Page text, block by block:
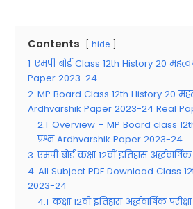
Contents hide
1 एमपी बोर्ड Class 12th History 20
Paper 2023-24
2 MP Board Class 12th History 20
Ardhvarshik Paper 2023-24 Real
2.1 Overview – MP Board class
प्रश्न Ardhvarshik Paper 2023-24
3 एमपी बोर्ड कक्षा 12वीं इतिहास
4 All Subject PDF Download Class
2023-24
4.1 कक्षा 12वीं इतिहास अर्द्धवार्षिक